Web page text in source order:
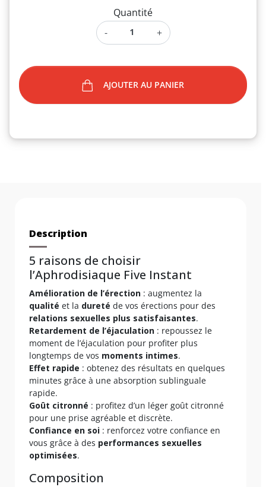
Quantité
-
+
AJOUTER AU PANIER
Description
5 raisons de choisir
l’Aphrodisiaque Five Instant
Amélioration de l’érection : augmentez la
qualité et la dureté de vos érections pour des
relations sexuelles plus satisfaisantes.
Retardement de l’éjaculation : repoussez le
moment de l’éjaculation pour profiter plus
longtemps de vos moments intimes.
Effet rapide : obtenez des résultats en quelques
minutes grâce à une absorption sublinguale
rapide.
Goût citronné : profitez d’un léger goût citronné
pour une prise agréable et discrète.
Confiance en soi : renforcez votre confiance en
vous grâce à des performances sexuelles
optimisées.
Composition